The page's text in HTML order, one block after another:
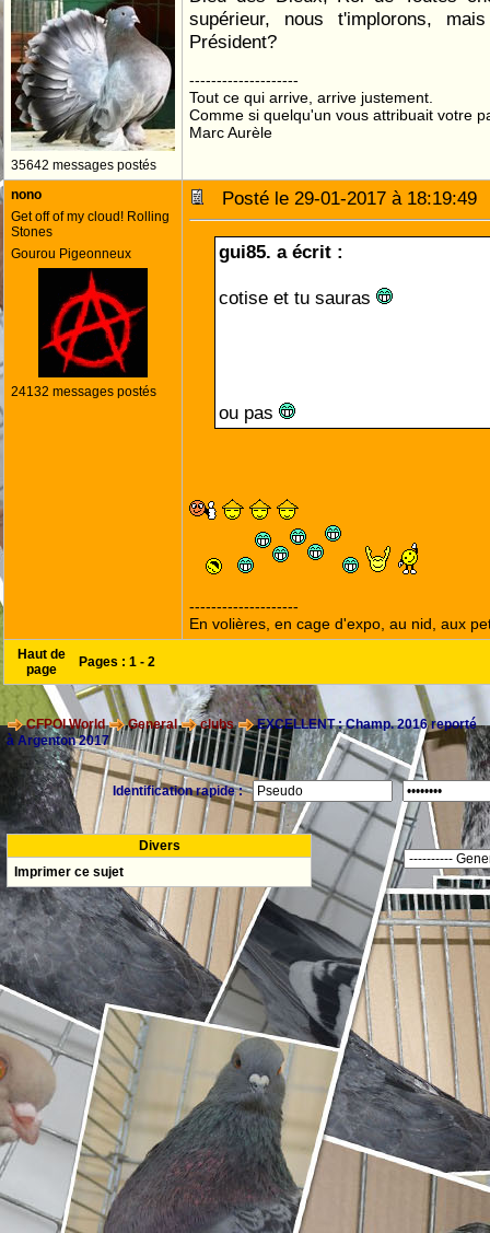
35642 messages postés
supérieur, nous t'implorons,
Président?
--------------------
Tout ce qui arrive, arrive justement.
Comme si quelqu'un vous attribuait votre
Marc Aurèle
nono
Get off of my cloud! Rolling
Stones
Gourou Pigeonneux
24132 messages postés
Posté le 29-01-2017 à
gui85. a écrit :
cotise et tu sauras
ou pas
--------------------
En volières, en cage d'expo, au nid, aux
Haut de
page
Pages : 1 - 2
CFPOI World General clubs
EXCELLENT : Champ. 2016 reporté
à Argenton 2017
Identification rapide :
Divers
Imprimer ce sujet